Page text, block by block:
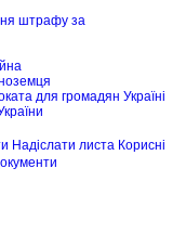
штрафу за
для громадян Україні
Надіслати листа Корисні